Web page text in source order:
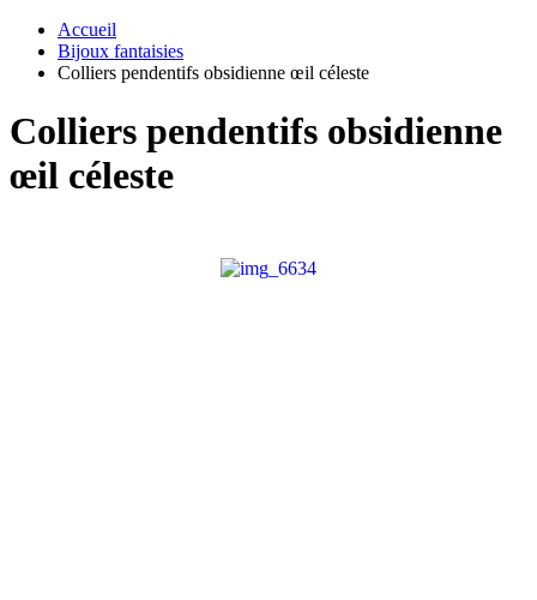
Accueil
Bijoux fantaisies
Colliers pendentifs obsidienne œil céleste
Colliers pendentifs obsidienne
œil céleste